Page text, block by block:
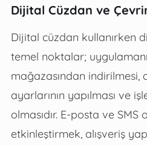
Dijital Cüzdan ve
Dijital cüzdan kullanırken
temel noktalar;
mağazasından indirilmesi,
ayarlarının yapılması ve
olmasıdır. E-posta ve SMS
etkinleştirmek, alışveriş